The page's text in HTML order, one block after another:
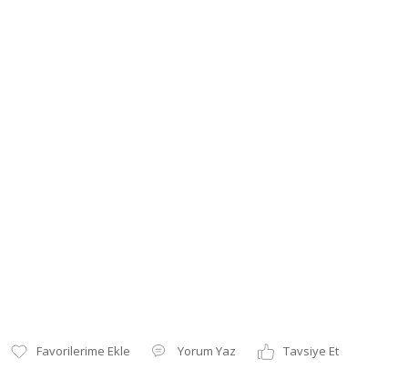
Yorum Yaz
Tavsiye Et